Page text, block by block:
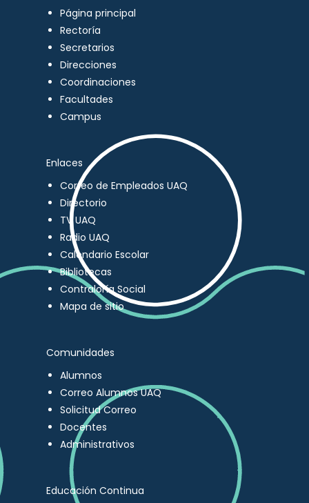
Página principal
Rectoría
Secretarios
Direcciones
Coordinaciones
Facultades
Campus
Enlaces
Correo de Empleados UAQ
Directorio
TV UAQ
Radio UAQ
Calendario Escolar
Bibliotecas
Contraloría Social
Mapa de sitio
Comunidades
Alumnos
Correo Alumnos UAQ
Solicitud Correo
Docentes
Administrativos
Educación Continua